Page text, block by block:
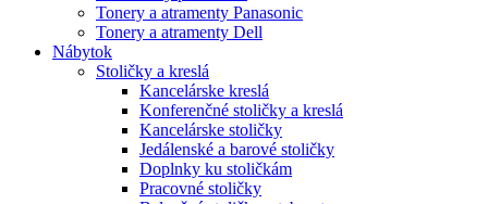
Tonery a atramenty Panasonic
Tonery a atramenty Dell
Nábytok
Stoličky a kreslá
Kancelárske kreslá
Konferenčné stoličky a kreslá
Kancelárske stoličky
Jedálenské a barové stoličky
Doplnky ku stoličkám
Pracovné stoličky